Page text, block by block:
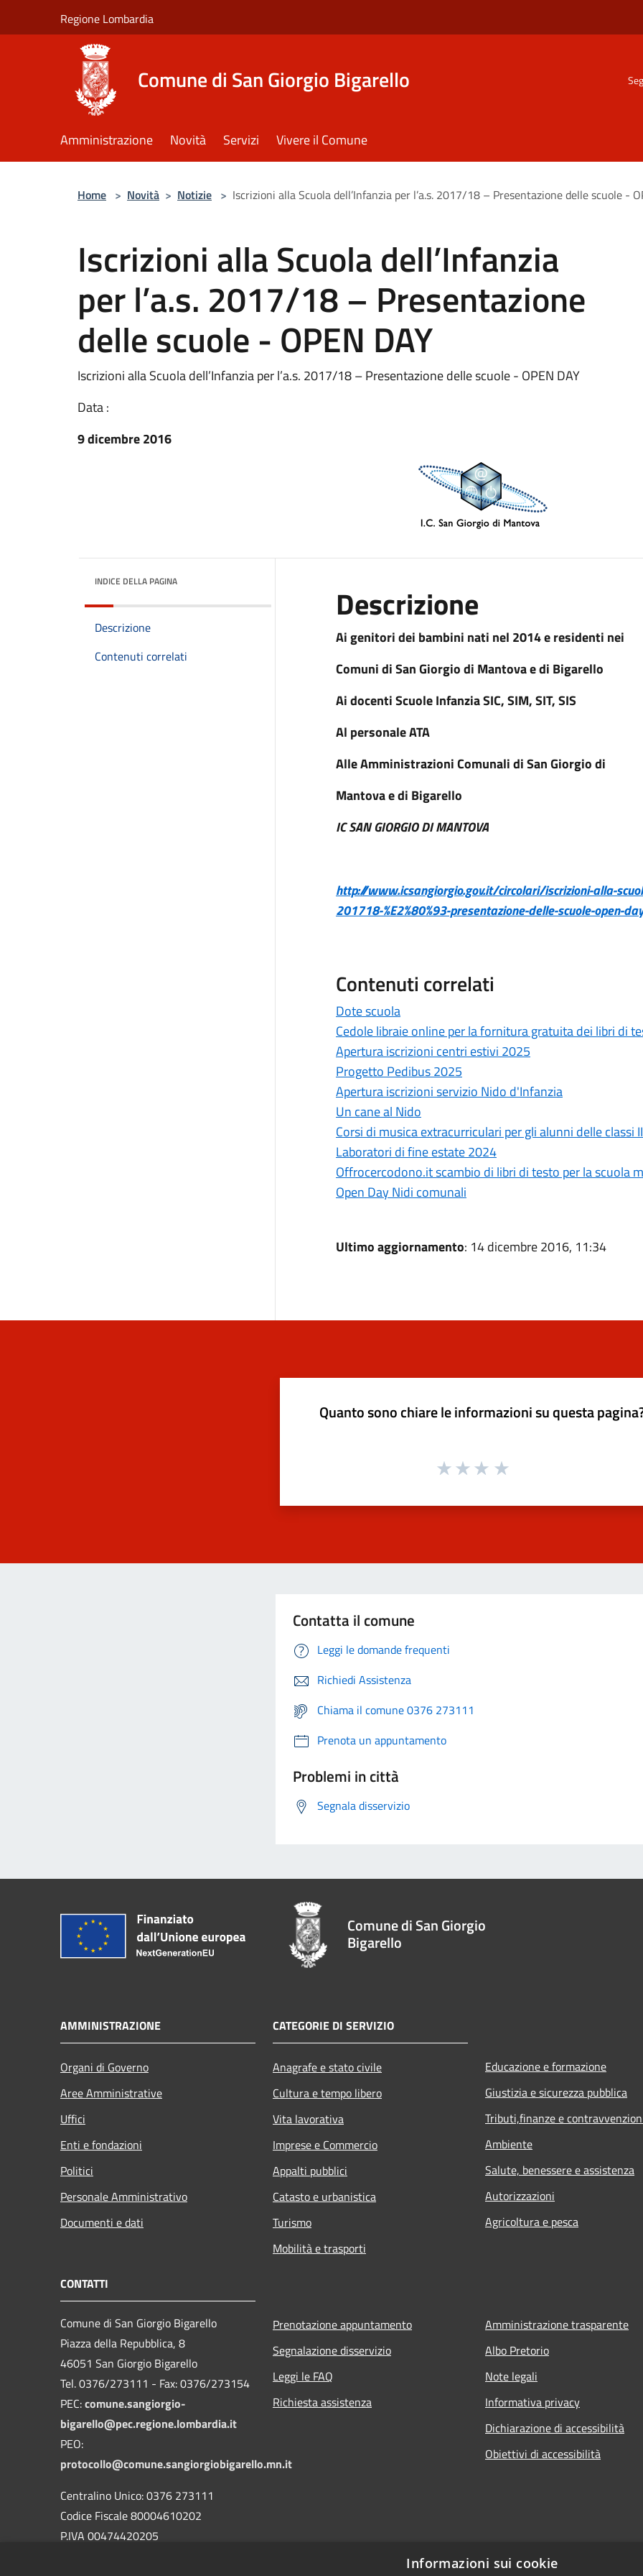
Regione Lombardia
Comune di San Giorgio Bigarello
Amministrazione Novità Servizi Vivere il Comune
Home > Novità > Notizie > Iscrizioni alla Scuola dell’Infanzia per l’a.s. 2017/18 – Presentazione delle scuole -
Iscrizioni alla Scuola dell’Infanzia
per l’a.s. 2017/18 – Presentazione
delle scuole - OPEN DAY
Iscrizioni alla Scuola dell’Infanzia per l’a.s. 2017/18 – Presentazione delle scuole - OPEN DAY
Data :
9 dicembre 2016
INDICE DELLA PAGINA
Descrizione
Contenuti correlati
Descrizione
Ai genitori dei bambini nati nel 2014 e residenti nei
Comuni di San Giorgio di Mantova e di Bigarello
Ai docenti Scuole Infanzia SIC, SIM, SIT, SIS
Al personale ATA
Alle Amministrazioni Comunali di San Giorgio di
Mantova e di Bigarello
IC SAN GIORGIO DI MANTOVA
http://www.icsangiorgio.gov.it/circolari/iscrizioni-alla-
201718-%E2%80%93-presentazione-delle-scuole-open-day
Contenuti correlati
Dote scuola
Cedole libraie online per la fornitura gratuita dei libri di
Apertura iscrizioni centri estivi 2025
Progetto Pedibus 2025
Apertura iscrizioni servizio Nido d'Infanzia
Un cane al Nido
Corsi di musica extracurriculari per gli alunni delle classi
Laboratori di fine estate 2024
Offrocercodono.it scambio di libri di testo per la scuola
Open Day Nidi comunali
Ultimo aggiornamento: 14 dicembre 2016, 11:34
Quanto sono chiare le informazioni su questa
Contatta il comune
Leggi le domande frequenti
Richiedi Assistenza
Chiama il comune 0376 273111
Prenota un appuntamento
Problemi in città
Segnala disservizio
Comune di San Giorgio
Bigarello
AMMINISTRAZIONE
Organi di Governo
Aree Amministrative
Uffici
Enti e fondazioni
Politici
Personale Amministrativo
Documenti e dati
CATEGORIE DI SERVIZIO
Anagrafe e stato civile
Cultura e tempo libero
Vita lavorativa
Imprese e Commercio
Appalti pubblici
Catasto e urbanistica
Turismo
Mobilità e trasporti
Educazione e formazione
Giustizia e sicurezza pubblica
Tributi,finanze e
Ambiente
Salute, benessere e assistenza
Autorizzazioni
Agricoltura e pesca
CONTATTI
Comune di San Giorgio Bigarello
Piazza della Repubblica, 8
46051 San Giorgio Bigarello
Tel. 0376/273111 - Fax: 0376/273154
PEC:comune.sangiorgio-
bigarello@pec.regione.lombardia.it
PEO:
protocollo@comune.sangiorgiobigarello.mn.it
Centralino Unico: 0376 273111
Codice Fiscale 80004610202
P.IVA 00474420205
Prenotazione appuntamento
Segnalazione disservizio
Leggi le FAQ
Richiesta assistenza
Amministrazione trasparente
Albo Pretorio
Note legali
Informativa privacy
Dichiarazione di accessibilità
Obiettivi di accessibilità
Informazioni sui cookie